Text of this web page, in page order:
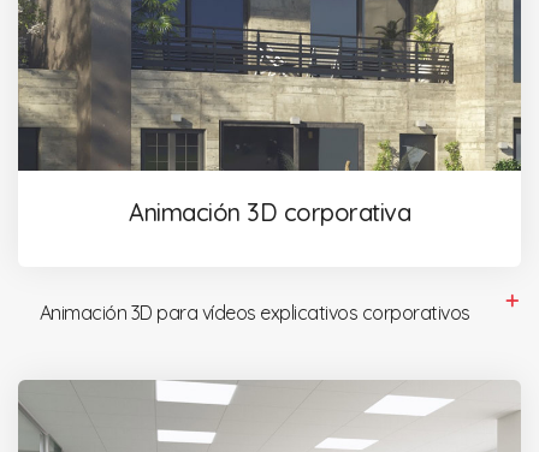
Animación 3D corporativa
Animación 3D para vídeos explicativos corporativos